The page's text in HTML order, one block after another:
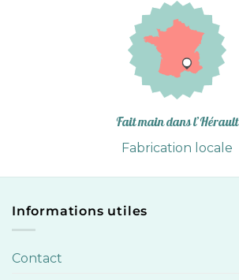
Fait main dans l’Hérault
Fabrication locale
Informations utiles
Contact